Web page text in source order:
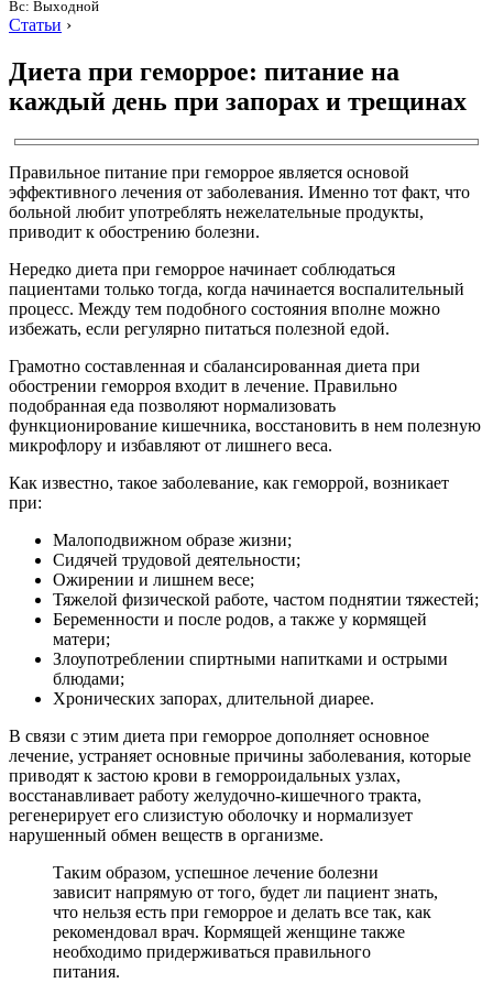
Вс: Выходной
Статьи ›
Диета при геморрое: питание на
каждый день при запорах и трещинах
Правильное питание при геморрое является основой
эффективного лечения от заболевания. Именно тот факт, что
больной любит употреблять нежелательные продукты,
приводит к обострению болезни.
Нередко диета при геморрое начинает соблюдаться
пациентами только тогда, когда начинается воспалительный
процесс. Между тем подобного состояния вполне можно
избежать, если регулярно питаться полезной едой.
Грамотно составленная и сбалансированная диета при
обострении геморроя входит в лечение. Правильно
подобранная еда позволяют нормализовать
функционирование кишечника, восстановить в нем полезную
микрофлору и избавляют от лишнего веса.
Как известно, такое заболевание, как геморрой, возникает
при:
Малоподвижном образе жизни;
Сидячей трудовой деятельности;
Ожирении и лишнем весе;
Тяжелой физической работе, частом поднятии тяжестей;
Беременности и после родов, а также у кормящей
матери;
Злоупотреблении спиртными напитками и острыми
блюдами;
Хронических запорах, длительной диарее.
В связи с этим диета при геморрое дополняет основное
лечение, устраняет основные причины заболевания, которые
приводят к застою крови в геморроидальных узлах,
восстанавливает работу желудочно-кишечного тракта,
регенерирует его слизистую оболочку и нормализует
нарушенный обмен веществ в организме.
Таким образом, успешное лечение болезни
зависит напрямую от того, будет ли пациент знать,
что нельзя есть при геморрое и делать все так, как
рекомендовал врач. Кормящей женщине также
необходимо придерживаться правильного
питания.